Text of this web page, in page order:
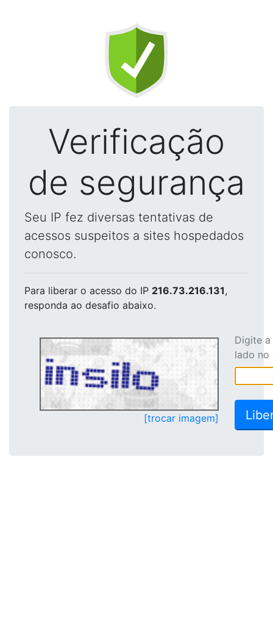
Verificação
de segurança
Seu IP fez diversas tentativas de
acessos suspeitos a sites hospedados
conosco.
Para liberar o acesso do IP 216.73.216.131,
responda ao desafio abaixo.
[trocar imagem]
Digite
lado no